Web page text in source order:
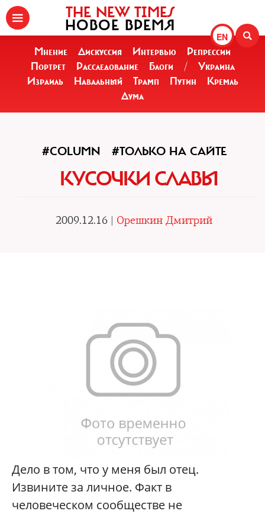
EN
THE NEW TIMES
НОВОЕ ВРЕМЯ
Мнение Дискуссия Интервью
Репрессии
Портрет
Расследование Блоги /
Украина
Израиль
Навальный Трамп Путин
Кремль
Дума
#COLUMN #ТОЛЬКО НА САЙТЕ
КУСОЧКИ СЛАВЫ
2009.12.16 | Орешкин Дмитрий
Дело в том, что у меня был отец.
Извините за личное. Факт в
человеческом сообществе не